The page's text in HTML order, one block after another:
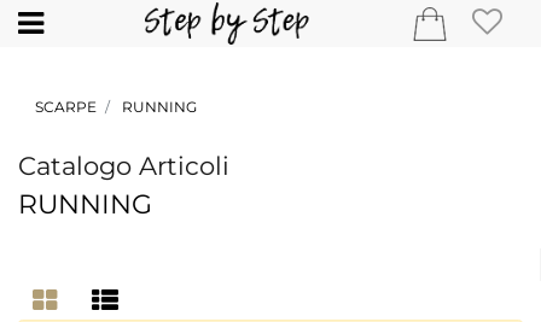
Open
SCARPE RUNNING
Catalogo Articoli
RUNNING